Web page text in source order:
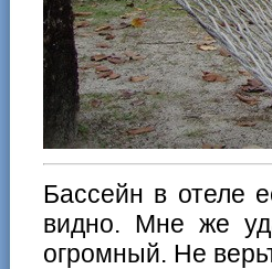
Бассейн в отеле
видно. Мне же
огромный. Не